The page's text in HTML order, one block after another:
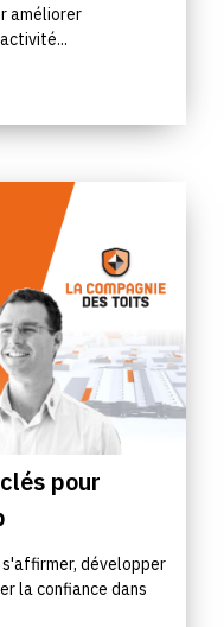
améliorer
pour
s'affirmer, développer
la confiance dans